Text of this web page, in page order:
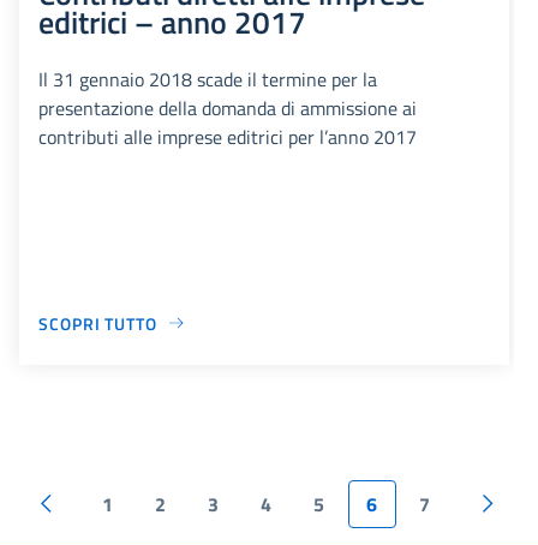
editrici – anno 2017
Il 31 gennaio 2018 scade il termine per la
presentazione della domanda di ammissione ai
contributi alle imprese editrici per l’anno 2017
SCOPRI TUTTO
1 2 3 4 5 6 7